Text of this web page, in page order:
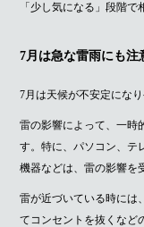
「少し気になる」段階で
7月は急な雷雨にも注
7月は天候が不安定にな
雷の影響によって、一時
す。特に、パソコン、テ
機器などは、雷の影響を
雷が近づいている時には
てコンセントを抜くなど